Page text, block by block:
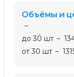
Объёмы и
до 30 шт
от 30 шт